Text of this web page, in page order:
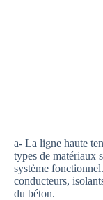
a- La ligne haute
types de matériaux
système
conducteurs,
du béton.